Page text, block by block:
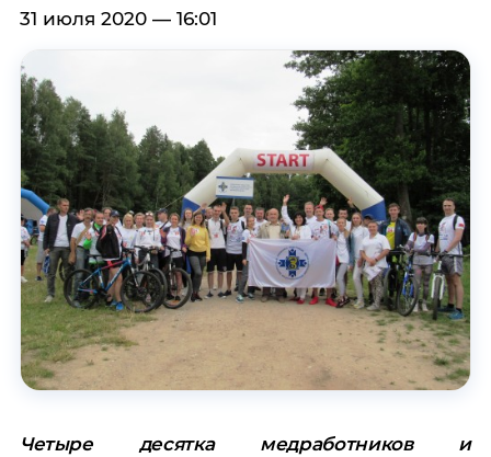
31 июля 2020 — 16:01
Четыре десятка медработников и